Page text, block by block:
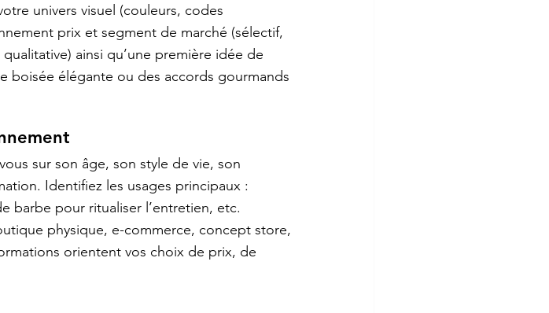
univers visuel (couleurs, codes
prix et segment de marché (sélectif,
ainsi qu’une première idée de
boisée élégante ou des accords gourmands
sur son âge, son style de vie, son
Identifiez les usages principaux :
barbe pour ritualiser l’entretien, etc.
physique, e-commerce, concept store,
orientent vos choix de prix, de